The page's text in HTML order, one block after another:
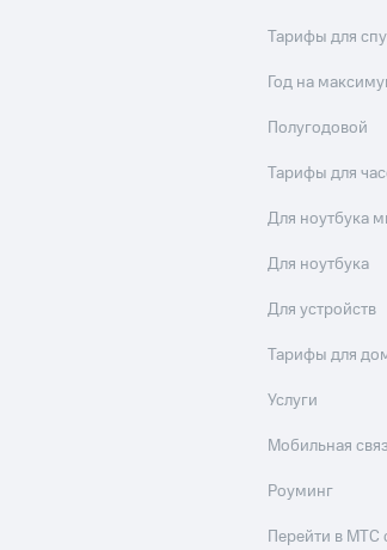
Тарифы для
Год на
Полугодовой
Тарифы для
Для ноутбука
Для ноутбука
Для устройств
Тарифы для
Услуги
Мобильная
Роуминг
Перейти в